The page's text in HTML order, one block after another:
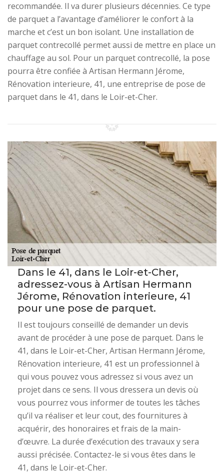
recommandée. Il va durer plusieurs décennies. Ce type
de parquet a l’avantage d’améliorer le confort à la
marche et c’est un bon isolant. Une installation de
parquet contrecollé permet aussi de mettre en place un
chauffage au sol. Pour un parquet contrecollé, la pose
pourra être confiée à Artisan Hermann Jérome,
Rénovation interieure, 41, une entreprise de pose de
parquet dans le 41, dans le Loir-et-Cher.
Dans le 41, dans le Loir-et-Cher,
adressez-vous à Artisan Hermann
Jérome, Rénovation interieure, 41
pour une pose de parquet.
Il est toujours conseillé de demander un devis
avant de procéder à une pose de parquet. Dans le
41, dans le Loir-et-Cher, Artisan Hermann Jérome,
Rénovation interieure, 41 est un professionnel à
qui vous pouvez vous adressez si vous avez un
projet dans ce sens. Il vous dressera un devis où
vous pourrez vous informer de toutes les tâches
qu’il va réaliser et leur cout, des fournitures à
acquérir, des honoraires et frais de la main-
d’œuvre. La durée d’exécution des travaux y sera
aussi précisée. Contactez-le si vous êtes dans le
41, dans le Loir-et-Cher.